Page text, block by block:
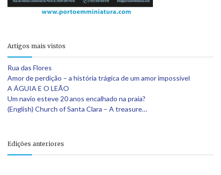
Artigos mais vistos
Rua das Flores
Amor de perdição – a história trágica de um amor impossível
A ÁGUIA E O LEÃO
Um navio esteve 20 anos encalhado na praia?
(English) Church of Santa Clara – A treasure…
Edições anteriores